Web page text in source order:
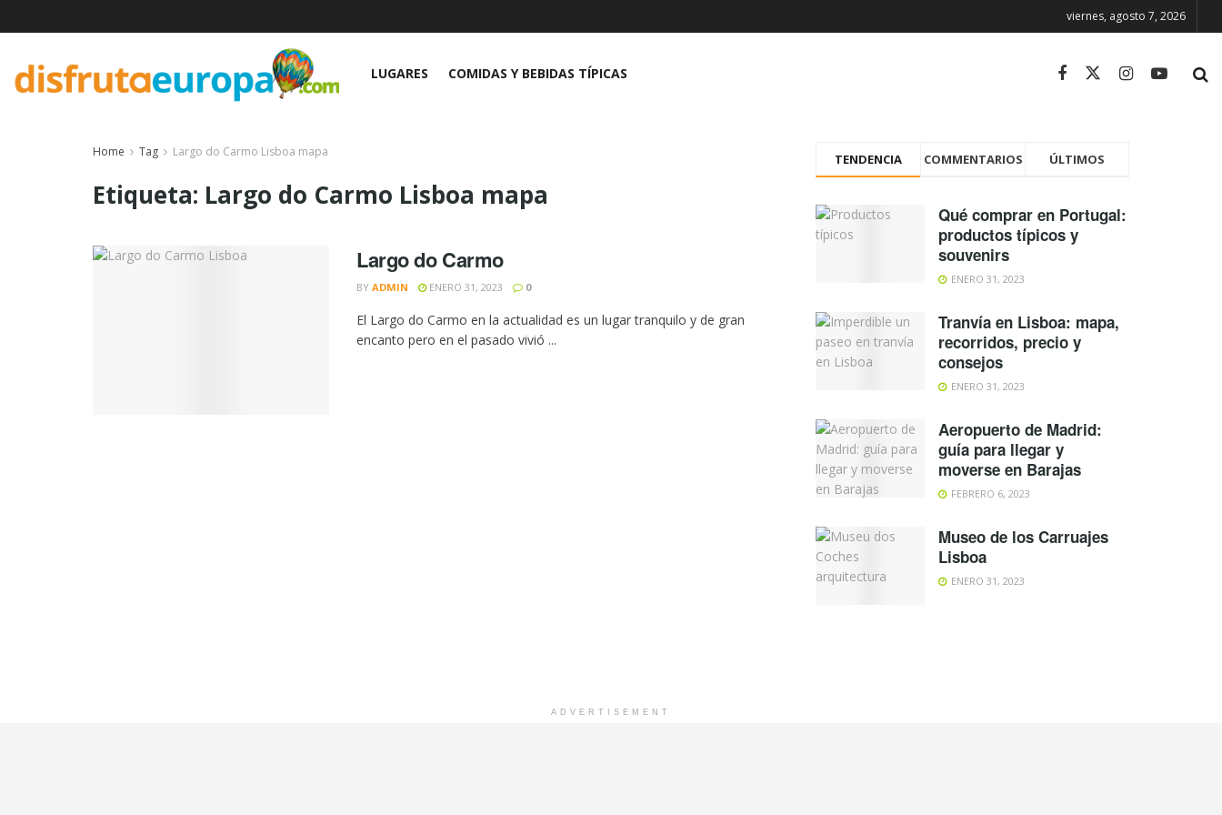
viernes, agosto 7, 2026
LUGARES COMIDAS Y BEBIDAS TÍPICAS
Home Tag Largo do Carmo Lisboa mapa
Etiqueta: Largo do Carmo Lisboa mapa
Largo do Carmo
BY ADMIN ENERO 31, 2023 0
El Largo do Carmo en la actualidad es un lugar tranquilo y de gran
encanto pero en el pasado vivió ...
TENDENCIA COMMENTARIOS ÚLTIMOS
Qué comprar en Portugal:
productos típicos y
souvenirs
ENERO 31, 2023
Tranvía en Lisboa: mapa,
recorridos, precio y
consejos
ENERO 31, 2023
Aeropuerto de Madrid:
guía para llegar y
moverse en Barajas
FEBRERO 6, 2023
Museo de los Carruajes
Lisboa
ENERO 31, 2023
ADVERTISEMENT